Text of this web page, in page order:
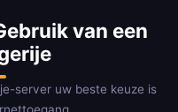
van een
server uw beste keuze is